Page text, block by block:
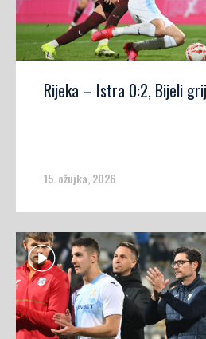
Rijeka – Istra 0:2, Bijeli
15. ožujka, 2026